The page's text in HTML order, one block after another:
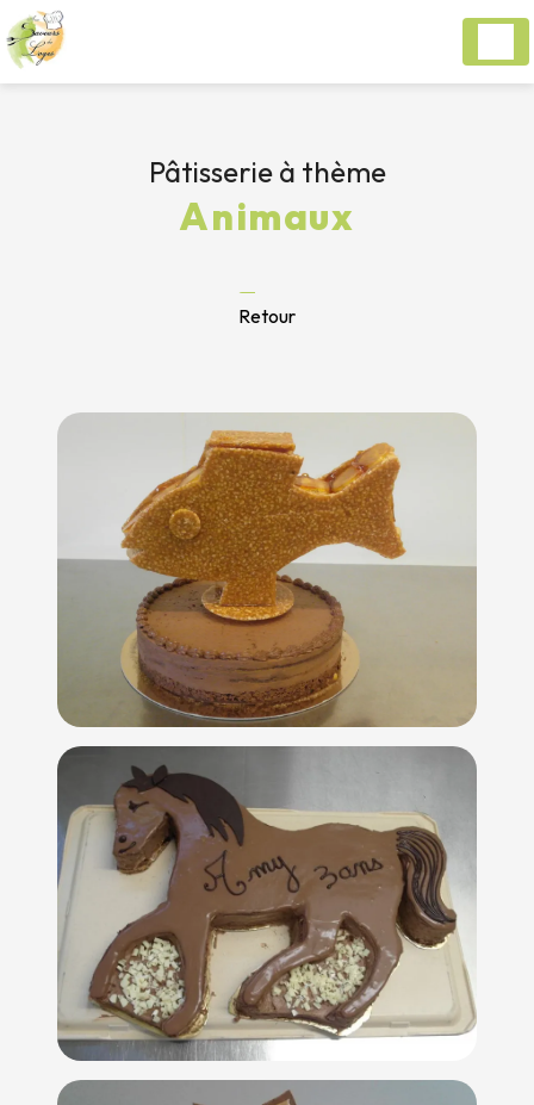
Animaux
Pâtisserie à thème
Retour
Panneau de gestion des cookies